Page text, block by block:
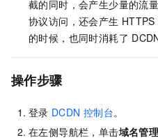
截的同时，会产生少量的流
协议访问，还会产生 HTTPS
的时候，也同时消耗了
操作步骤
登录 DCDN 控制台。
在左侧导航栏，单击域名管理